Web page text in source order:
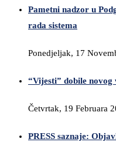
Pametni nadzor u
rada sistema
Ponedjeljak, 17
“Vijesti” dobile novog
Četvrtak, 19 Februara
PRESS saznaje: